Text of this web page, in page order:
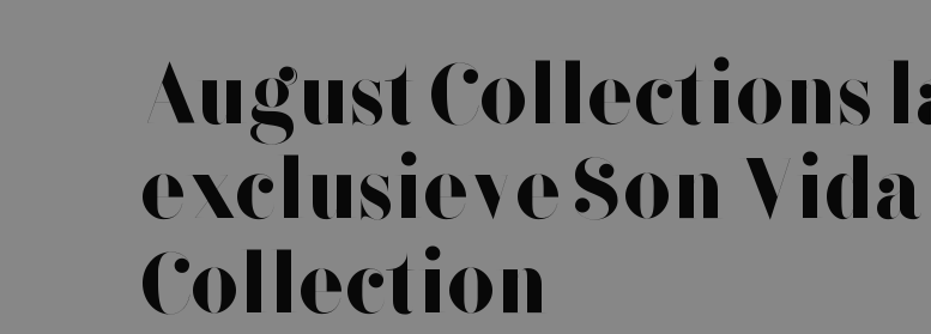
August Collections
exclusieve Son
Collection